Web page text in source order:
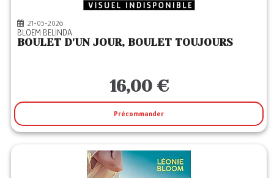
21-05-2026
BLOEM BELINDA
BOULET D'UN JOUR, BOULET TOUJOURS
16,00 €
Précommander